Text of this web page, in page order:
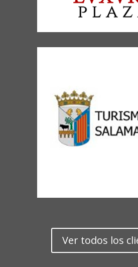
Ver todos los